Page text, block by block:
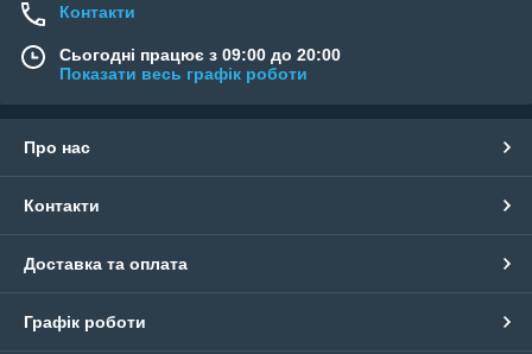
Контакти
Сьогодні працює з 09:00 до 20:00
Показати весь графік роботи
Про нас
Контакти
Доставка та оплата
Графік роботи